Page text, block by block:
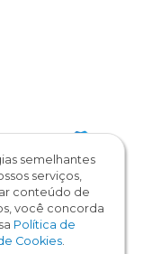
© 2026 / UNESC
reservados
semelhantes
serviços,
conteúdo de
você concorda
Política de
Cookies.